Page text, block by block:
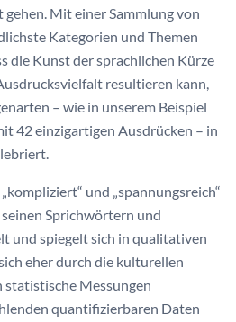
gehen. Mit einer Sammlung von
Kategorien und Themen
die Kunst der sprachlichen Kürze
resultieren kann,
– wie in unserem Beispiel
42 einzigartigen Ausdrücken – in
und „spannungsreich“
Sprichwörtern und
und spiegelt sich in qualitativen
eher durch die kulturellen
statistische Messungen
quantifizierbaren Daten